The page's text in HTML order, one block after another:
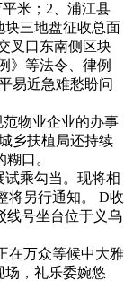
米；2、浦江县
块三地盘征收总面
叉口东南侧区块
》等法令、律例
易近急难愁盼问
物业企业的办事
乡扶植局还持续
口。
乘勾当。现将相
将另行通知。 D收
线号坐台位于义乌
在万众等候中大雅
场，礼乐委婉悠